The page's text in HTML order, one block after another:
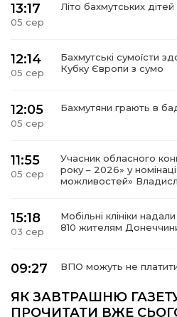
13:17
05 сер
Літо бахмутських дітей
12:14
05 сер
Бахмутські сумоїсти
Кубку Європи з сумо
12:05
05 сер
Бахмутяни грають в
11:55
05 сер
Учасник обласного
року – 2026» у
можливостей»
15:18
03 сер
Мобільні клініки
810 жителям
09:27
ВПО можуть не
комунальних послуг:
ЯК ЗАВТРАШНЮ
ПРОЧИТАТИ ВЖЕ